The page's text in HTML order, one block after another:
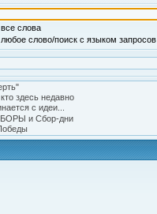
слова
слово/поиск с языком запросов